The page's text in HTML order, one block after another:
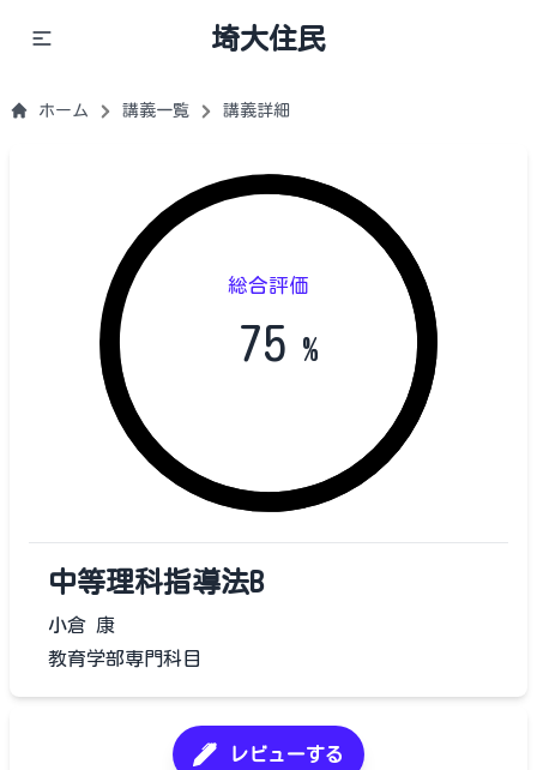
埼大住民
ホーム 講義一覧 講義詳細
総合評価
75 %
中等理科指導法B
小倉 康
教育学部専門科目
レビューする